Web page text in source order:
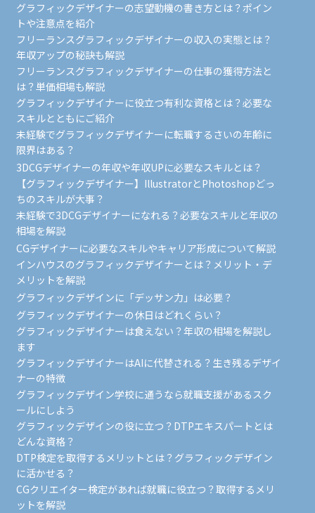
グラフィックデザイナーの志望動機の書き方とは？ポイン
トや注意点を紹介
フリーランスグラフィックデザイナーの収入の実態とは？
年収アップの秘訣も解説
フリーランスグラフィックデザイナーの仕事の獲得方法と
は？単価相場も解説
グラフィックデザイナーに役立つ有利な資格とは？必要な
スキルとともにご紹介
未経験でグラフィックデザイナーに転職するさいの年齢に
限界はある？
3DCGデザイナーの年収や年収UPに必要なスキルとは？
【グラフィックデザイナー】IllustratorとPhotoshopどっ
ちのスキルが大事？
未経験で3DCGデザイナーになれる？必要なスキルと年収の
相場を解説
CGデザイナーに必要なスキルやキャリア形成について解説
インハウスのグラフィックデザイナーとは？メリット・デ
メリットを解説
グラフィックデザインに「デッサン力」は必要？
グラフィックデザイナーの休日はどれくらい？
グラフィックデザイナーは食えない？年収の相場を解説し
ます
グラフィックデザイナーはAIに代替される？生き残るデザイ
ナーの特徴
グラフィックデザイン学校に通うなら就職支援があるスク
ールにしよう
グラフィックデザインの役に立つ？DTPエキスパートとは
どんな資格？
DTP検定を取得するメリットとは？グラフィックデザイン
に活かせる？
CGクリエイター検定があれば就職に役立つ？取得するメリ
ットを解説